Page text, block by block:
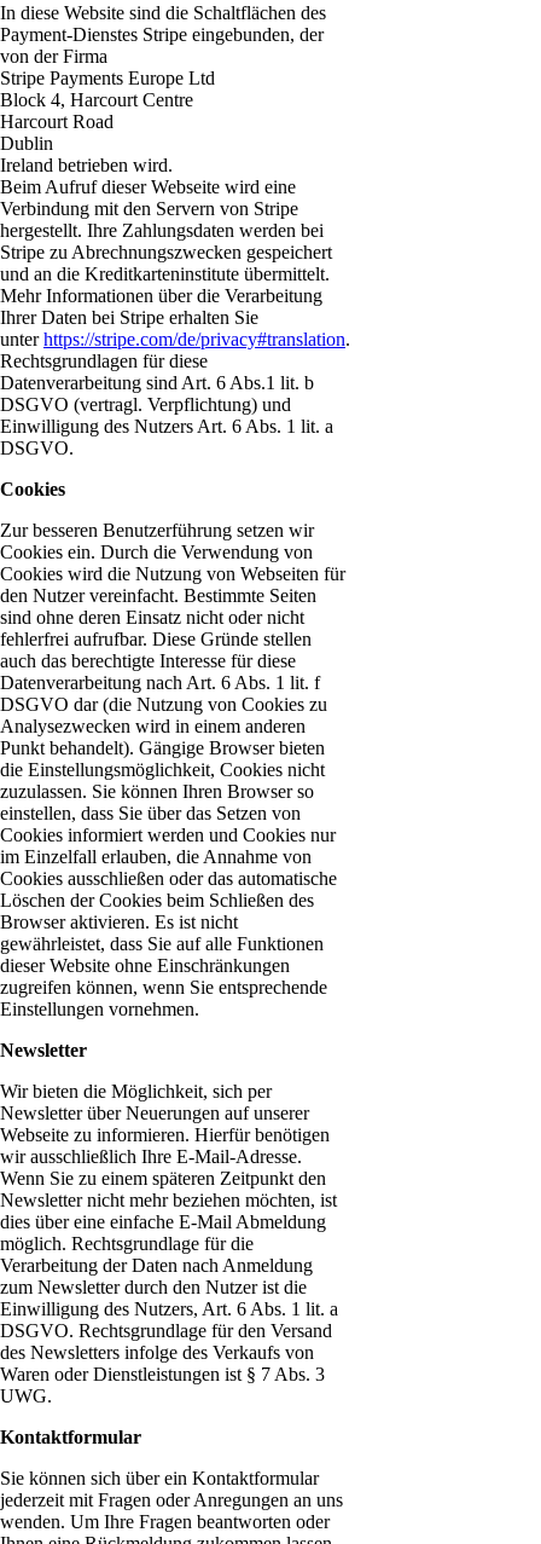
In diese Website sind die Schaltflächen des
Payment-Dienstes Stripe eingebunden, der
von der Firma
Stripe Payments Europe Ltd
Block 4, Harcourt Centre
Harcourt Road
Dublin
Ireland betrieben wird.
Beim Aufruf dieser Webseite wird eine
Verbindung mit den Servern von Stripe
hergestellt. Ihre Zahlungsdaten werden bei
Stripe zu Abrechnungszwecken gespeichert
und an die Kreditkarteninstitute übermittelt.
Mehr Informationen über die Verarbeitung
Ihrer Daten bei Stripe erhalten Sie
unterhttps://stripe.com/de/privacy#translation.
Rechtsgrundlagen für diese
Datenverarbeitung sind Art. 6 Abs.1 lit. b
DSGVO (vertragl. Verpflichtung) und
Einwilligung des Nutzers Art. 6 Abs. 1 lit. a
DSGVO.
Cookies
Zur besseren Benutzerführung setzen wir
Cookies ein. Durch die Verwendung von
Cookies wird die Nutzung von Webseiten für
den Nutzer vereinfacht. Bestimmte Seiten
sind ohne deren Einsatz nicht oder nicht
fehlerfrei aufrufbar. Diese Gründe stellen
auch das berechtigte Interesse für diese
Datenverarbeitung nach Art. 6 Abs. 1 lit. f
DSGVO dar (die Nutzung von Cookies zu
Analysezwecken wird in einem anderen
Punkt behandelt). Gängige Browser bieten
die Einstellungsmöglichkeit, Cookies nicht
zuzulassen. Sie können Ihren Browser so
einstellen, dass Sie über das Setzen von
Cookies informiert werden und Cookies nur
im Einzelfall erlauben, die Annahme von
Cookies ausschließen oder das automatische
Löschen der Cookies beim Schließen des
Browser aktivieren. Es ist nicht
gewährleistet, dass Sie auf alle Funktionen
dieser Website ohne Einschränkungen
zugreifen können, wenn Sie entsprechende
Einstellungen vornehmen.
Newsletter
Wir bieten die Möglichkeit, sich per
Newsletter über Neuerungen auf unserer
Webseite zu informieren. Hierfür benötigen
wir ausschließlich Ihre E-Mail-Adresse.
Wenn Sie zu einem späteren Zeitpunkt den
Newsletter nicht mehr beziehen möchten, ist
dies über eine einfache E-Mail Abmeldung
möglich. Rechtsgrundlage für die
Verarbeitung der Daten nach Anmeldung
zum Newsletter durch den Nutzer ist die
Einwilligung des Nutzers, Art. 6 Abs. 1 lit. a
DSGVO. Rechtsgrundlage für den Versand
des Newsletters infolge des Verkaufs von
Waren oder Dienstleistungen ist § 7 Abs. 3
UWG.
Kontaktformular
Sie können sich über ein Kontaktformular
jederzeit mit Fragen oder Anregungen an uns
wenden. Um Ihre Fragen beantworten oder